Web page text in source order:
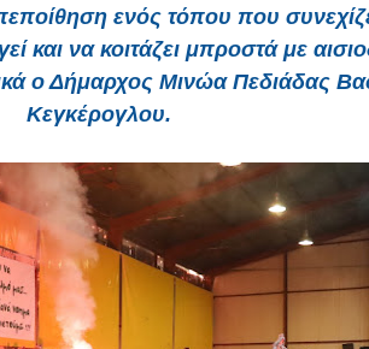
ενός τόπου που
και να κοιτάζει μπροστά με
ο Δήμαρχος Μινώα Πεδιάδας
Κεγκέρογλου.